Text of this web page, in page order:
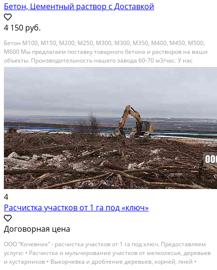
Бетон, Цементный раствор с Доставкой
4 150 руб.
Бетон М100, М150, М200, М250, М300, М300, М350, М400, М450, М500,
М600 Мы предлагаем поставку товарного бетона и растворов на ваши
объекты. Производительность нашего завода 60-70 м3/час. У нас
собственная лаборатория для проведения испытаний и проверки
4
Расчистка участков от 1 га под «ключ»
Договорная цена
ООО “Кочевник” - расчистка участков от 1 га под ключ. Предоставляем
услуги: • Расчистка и мульчирование участков от мелколесья, деревьев
и кустарников • Выкорчевка и дробление деревьев, корней, пней •